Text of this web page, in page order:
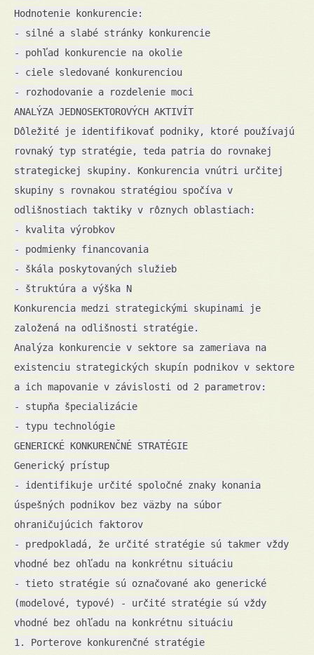
Hodnotenie konkurencie:
- silné a slabé stránky konkurencie
- pohľad konkurencie na okolie
- ciele sledované konkurenciou
- rozhodovanie a rozdelenie moci
ANALÝZA JEDNOSEKTOROVÝCH AKTIVÍT
Dôležité je identifikovať podniky, ktoré používajú
rovnaký typ stratégie, teda patria do rovnakej
strategickej skupiny. Konkurencia vnútri určitej
skupiny s rovnakou stratégiou spočíva v
odlišnostiach taktiky v rôznych oblastiach:
- kvalita výrobkov
- podmienky financovania
- škála poskytovaných služieb
- štruktúra a výška N
Konkurencia medzi strategickými skupinami je
založená na odlišnosti stratégie.
Analýza konkurencie v sektore sa zameriava na
existenciu strategických skupín podnikov v sektore
a ich mapovanie v závislosti od 2 parametrov:
- stupňa špecializácie
- typu technológie
GENERICKÉ KONKURENČNÉ STRATÉGIE
Generický prístup
- identifikuje určité spoločné znaky konania
úspešných podnikov bez väzby na súbor
ohraničujúcich faktorov
- predpokladá, že určité stratégie sú takmer vždy
vhodné bez ohľadu na konkrétnu situáciu
- tieto stratégie sú označované ako generické
(modelové, typové) - určité stratégie sú vždy
vhodné bez ohľadu na konkrétnu situáciu
1. Porterove konkurenčné stratégie